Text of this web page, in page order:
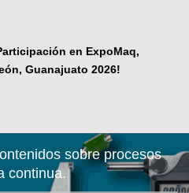
en ExpoMaq,
Guanajuato 2026!
sobre procesos
continua.